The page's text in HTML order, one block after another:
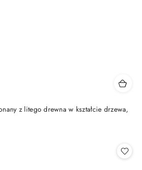
z litego drewna w kształcie drzewa,